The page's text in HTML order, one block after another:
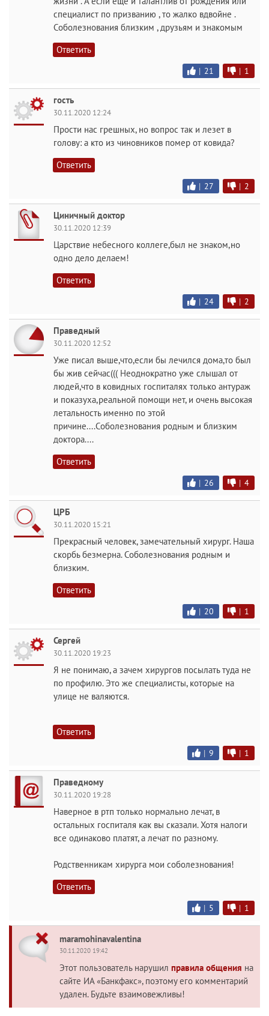
специалист по призванию , то жалко вдвойне .
Соболезнования близким , друзьям и знакомым
Ответить
| 21 | 1
гость
30.11.2020 12:24
Прости нас грешных, но вопрос так и лезет в
голову: а кто из чиновников помер от ковида?
Ответить
| 27 | 2
Циничный доктор
30.11.2020 12:39
Царствие небесного коллеге,был не знаком,но
одно дело делаем!
Ответить
| 24 | 2
Праведный
30.11.2020 12:52
Уже писал выше,что,если бы лечился дома,то был
бы жив сейчас((( Неоднократно уже слышал от
людей,что в ковидных госпиталях только антураж
и показуха,реальной помощи нет, и очень высокая
летальность именно по этой
причине....Соболезнования родным и близким
доктора....
Ответить
| 26 | 4
ЦРБ
30.11.2020 15:21
Прекрасный человек, замечательный хирург. Наша
скорбь безмерна. Соболезнования родным и
близким.
Ответить
| 20 | 1
Сергей
30.11.2020 19:23
Я не понимаю, а зачем хирургов посылать туда не
по профилю. Это же специалисты, которые на
улице не валяются.
Ответить
| 9 | 1
Праведному
30.11.2020 19:28
Наверное в ртп только нормально лечат, в
остальных госпиталя как вы сказали. Хотя налоги
все одинаково платят, а лечат по разному.
Родственникам хирурга мои соболезнования!
Ответить
| 5 | 1
maramohinavalentina
30.11.2020 19:42
Этот пользователь нарушил правила общения на
сайте ИА «Банкфакс», поэтому его комментарий
удален. Будьте взаимовежливы!